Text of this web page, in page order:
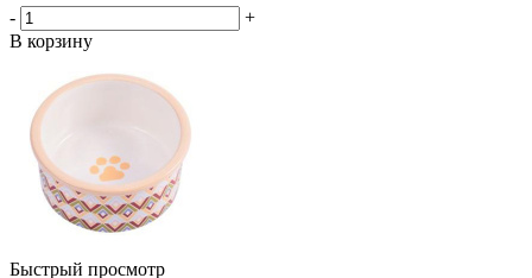
-
+
В корзину
Быстрый просмотр